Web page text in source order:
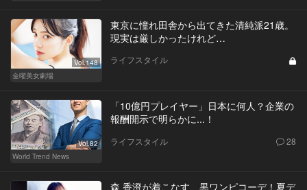
Vol.148
金曜美女劇場
東京に憧れ田舎から出てきた清純派21歳。
現実は厳しかったけれど…
ライフスタイル
Vol.82
World Trend News
「10億円プレイヤー」日本に何人？企業の
報酬開示で明らかに...！
ライフスタイル 28
森 香澄が着こなす、黒ワンピコーデ！夏デ